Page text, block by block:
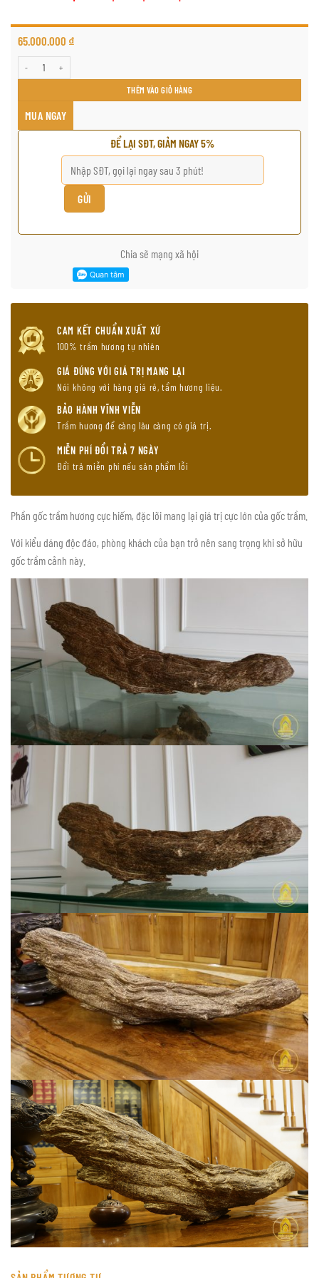
65.000.000 ₫
Gốc trầm hương cảnh tuyệt đẹp số lượng
THÊM VÀO GIỎ HÀNG
MUA NGAY
ĐỂ LẠI SĐT, GIẢM NGAY 5%
Chia sẽ mạng xã hội
CAM KẾT CHUẨN XUẤT XỨ
100% trầm hương tự nhiên
GIÁ ĐÚNG VỚI GIÁ TRỊ MANG LẠI
Nói không với hàng giá rẻ, tẩm hương liệu.
BẢO HÀNH VĨNH VIỄN
Trầm hương để càng lâu càng có giá trị.
MIỄN PHÍ ĐỔI TRẢ 7 NGÀY
Đổi trả miễn phí nếu sản phẩm lỗi
Phần gốc trầm hương cực hiếm, đặc lõi mang lại giá trị cực lớn của gốc trầm.
Với kiểu dáng độc đáo, phòng khách của bạn trở nên sang trọng khi sở hữu
gốc trầm cảnh này.